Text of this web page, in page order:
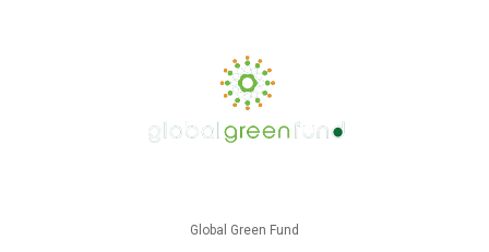
Global Green Fund